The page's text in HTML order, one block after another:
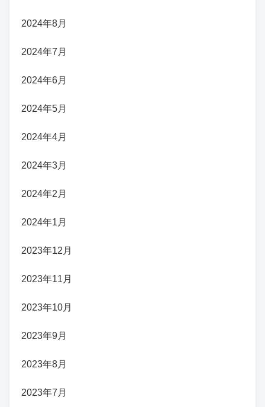
2024年8月
2024年7月
2024年6月
2024年5月
2024年4月
2024年3月
2024年2月
2024年1月
2023年12月
2023年11月
2023年10月
2023年9月
2023年8月
2023年7月